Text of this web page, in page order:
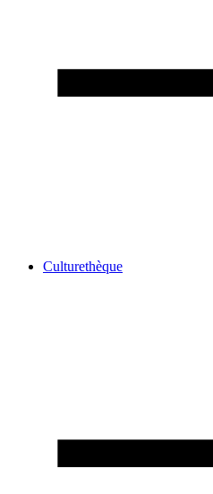
Culturethèque